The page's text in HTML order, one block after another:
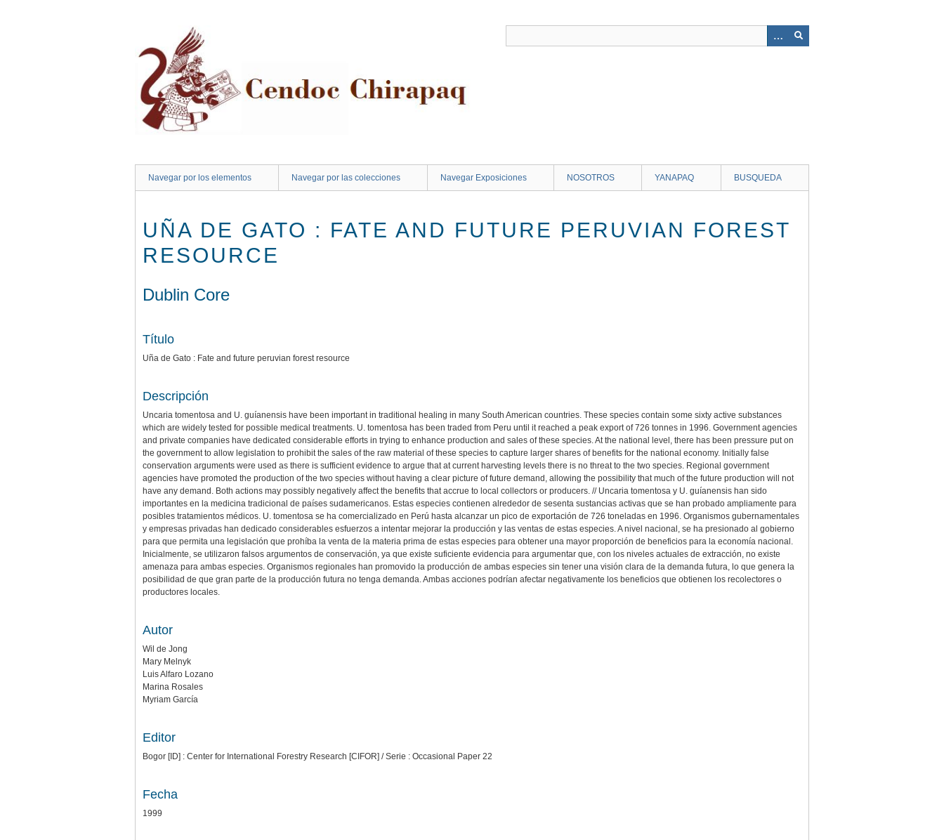
Navegar por los elementos Navegar por las colecciones Navegar Exposiciones NOSOTROS YANAPAQ BUSQUEDA
UÑA DE GATO : FATE AND FUTURE PERUVIAN FOREST
RESOURCE
Dublin Core
Título
Uña de Gato : Fate and future peruvian forest resource
Descripción
Uncaria tomentosa and U. guíanensis have been important in traditional healing in many South American countries. These species contain some sixty active substances
which are widely tested for possible medical treatments. U. tomentosa has been traded from Peru until it reached a peak export of 726 tonnes in 1996. Government agencies
and private companies have dedicated considerable efforts in trying to enhance production and sales of these species. At the national level, there has been pressure put on
the government to allow legislation to prohibit the sales of the raw material of these species to capture larger shares of benefits for the national economy. Initially false
conservation arguments were used as there is sufficient evidence to argue that at current harvesting levels there is no threat to the two species. Regional government
agencies have promoted the production of the two species without having a clear picture of future demand, allowing the possibility that much of the future production will not
have any demand. Both actions may possibly negatively affect the benefits that accrue to local collectors or producers. // Uncaria tomentosa y U. guíanensis han sido
importantes en la medicina tradicional de países sudamericanos. Estas especies contienen alrededor de sesenta sustancias activas que se han probado ampliamente para
posibles tratamientos médicos. U. tomentosa se ha comercializado en Perú hasta alcanzar un pico de exportación de 726 toneladas en 1996. Organismos gubernamentales
y empresas privadas han dedicado considerables esfuerzos a intentar mejorar la producción y las ventas de estas especies. A nivel nacional, se ha presionado al gobierno
para que permita una legislación que prohíba la venta de la materia prima de estas especies para obtener una mayor proporción de beneficios para la economía nacional.
Inicialmente, se utilizaron falsos argumentos de conservación, ya que existe suficiente evidencia para argumentar que, con los niveles actuales de extracción, no existe
amenaza para ambas especies. Organismos regionales han promovido la producción de ambas especies sin tener una visión clara de la demanda futura, lo que genera la
posibilidad de que gran parte de la producción futura no tenga demanda. Ambas acciones podrían afectar negativamente los beneficios que obtienen los recolectores o
productores locales.
Autor
Wil de Jong
Mary Melnyk
Luis Alfaro Lozano
Marina Rosales
Myriam García
Editor
Bogor [ID] : Center for International Forestry Research [CIFOR] / Serie : Occasional Paper 22
Fecha
1999